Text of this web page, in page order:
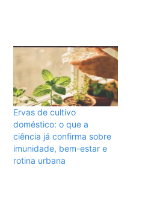
Ervas de cultivo
doméstico: o que a
ciência já confirma sobre
imunidade, bem-estar e
rotina urbana